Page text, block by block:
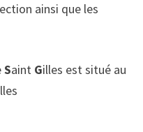
ainsi que les
Saint Gilles est situé au